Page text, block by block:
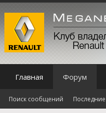
Главная Форум
Поиск сообщений